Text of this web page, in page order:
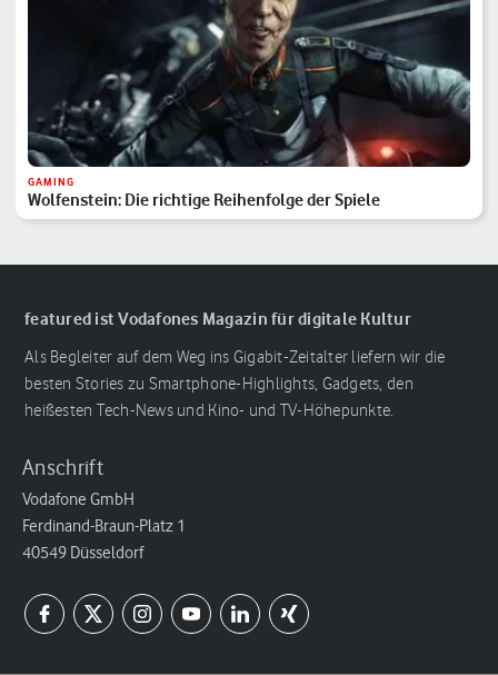
GAMING
Wolfenstein: Die richtige Reihenfolge der Spiele
featured ist Vodafones Magazin für digitale Kultur
Als Begleiter auf dem Weg ins Gigabit-Zeitalter liefern wir die
besten Stories zu Smartphone-Highlights, Gadgets, den
heißesten Tech-News und Kino- und TV-Höhepunkte.
Anschrift
Vodafone GmbH
Ferdinand-Braun-Platz 1
40549 Düsseldorf